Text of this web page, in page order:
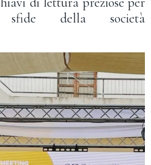
sfide della società